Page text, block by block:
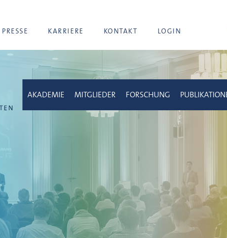
PRESSE KARRIERE KONTAKT LOGIN
AKADEMIE MITGLIEDER FORSCHUNG